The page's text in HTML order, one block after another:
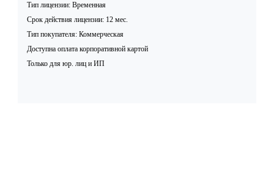
Тип лицензии: Временная
Срок действия лицензии: 12 мес.
Тип покупателя: Коммерческая
Доступна оплата корпоративной картой
Только для юр. лиц и ИП